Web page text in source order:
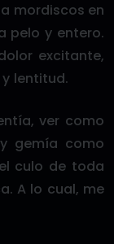
mordiscos en
pelo y entero.
excitante,
lentitud.
ver como
gemía como
culo de toda
A lo cual, me